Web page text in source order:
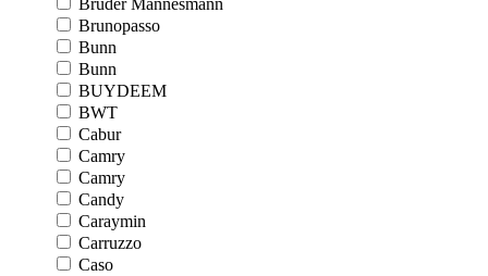
Bruder Mannesmann
Brunopasso
Bunn
Bunn
BUYDEEM
BWT
Cabur
Camry
Camry
Candy
Caraymin
Carruzzo
Caso